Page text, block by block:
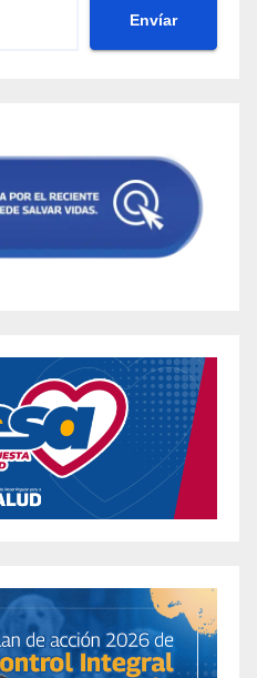
Envíar